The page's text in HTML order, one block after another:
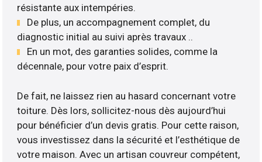
résistante aux intempéries.
De plus, un accompagnement complet, du
diagnostic initial au suivi après travaux ..
En un mot, des garanties solides, comme la
décennale, pour votre paix d’esprit.
De fait, ne laissez rien au hasard concernant votre
toiture. Dès lors, sollicitez-nous dès aujourd’hui
pour bénéficier d’un devis gratis. Pour cette raison,
vous investissez dans la sécurité et l’esthétique de
votre maison. Avec un artisan couvreur compétent,